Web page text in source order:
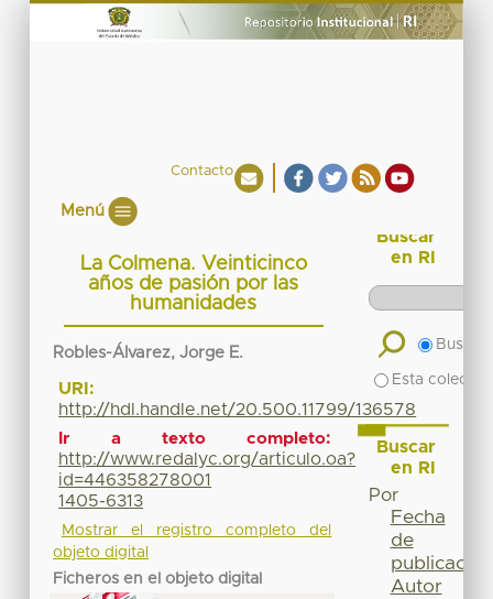
Contacto
Menú
La Colmena. Veinticinco
años de pasión por las
humanidades
Robles-Álvarez, Jorge E.
URI:
http://hdl.handle.net/20.500.11799/136578
Ir a texto completo:
http://www.redalyc.org/articulo.oa?
id=446358278001
1405-6313
Mostrar el registro completo del
objeto digital
Ficheros en el objeto digital
Buscar
en RI
Buscar
Esta
Buscar
en RI
Por
Fecha
de
publicación
Autor